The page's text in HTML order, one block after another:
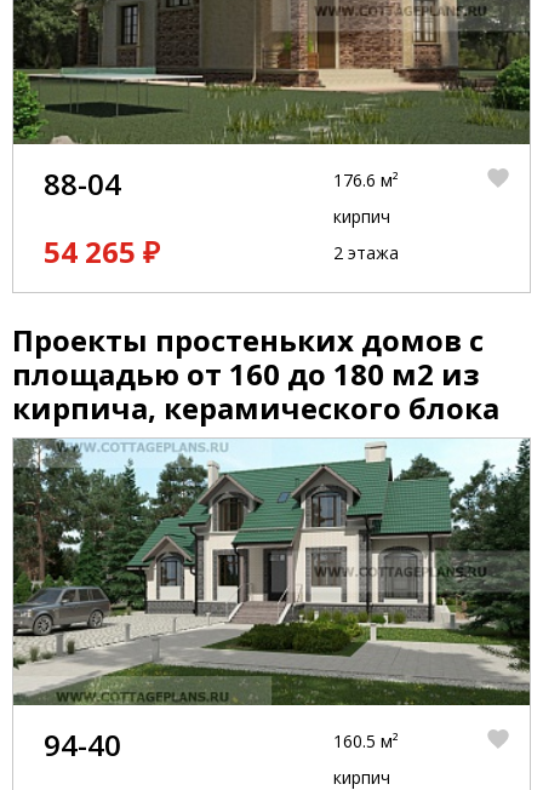
88-04
54 265 ₽
176.6 м²
кирпич
2 этажа
Проекты простеньких домов с
площадью от 160 до 180 м2 из
кирпича, керамического блока
94-40
160.5 м²
кирпич